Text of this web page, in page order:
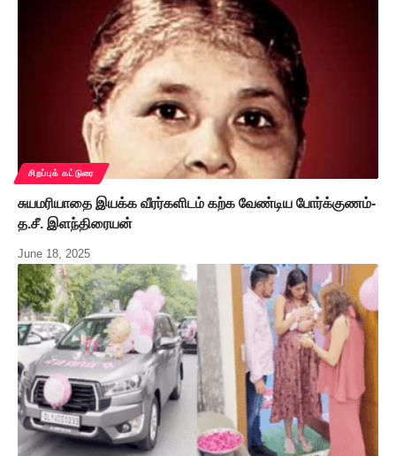
சிறப்புக் கட்டுரை
சுயமரியாதை இயக்க வீரர்களிடம் கற்க வேண்டிய போர்க்குணம்-
த.சீ. இளந்திரையன்
June 18, 2025